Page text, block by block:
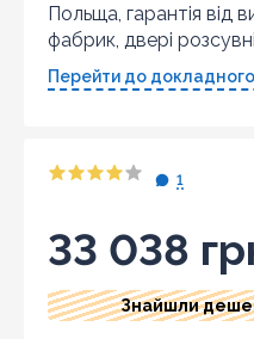
Польща, гарантія від
фабрик, двері
Перейти до
1
33 038
Знайшли